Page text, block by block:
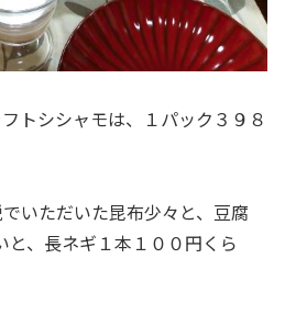
トシシャモは、１パック３９８
いただいた昆布少々と、豆腐
と、長ネギ１本１００円くら